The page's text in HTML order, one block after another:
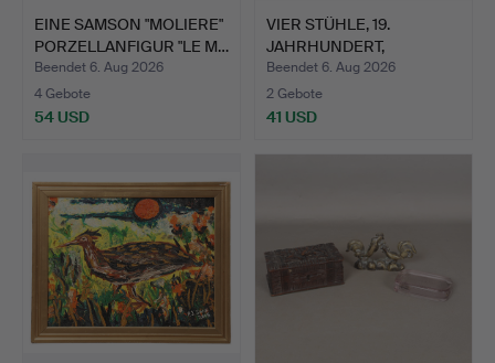
EINE SAMSON "MOLIERE"
PORZELLANFIGUR "LE M…
Beendet 6. Aug 2026
4 Gebote
54 USD
VIER STÜHLE, 19.
JAHRHUNDERT,
PALISANDER M…
Beendet 6. Aug 2026
2 Gebote
41 USD